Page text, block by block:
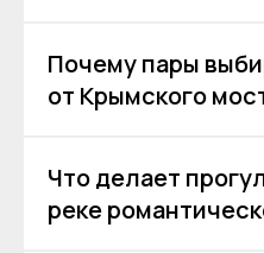
Почему пары
от Крымского
Что делает
реке